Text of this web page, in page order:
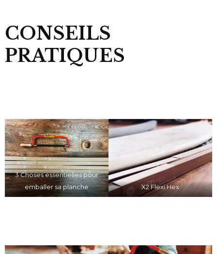
CONSEILS
PRATIQUES
3 Choses essentielles pour
emballer sa planche
X2 Flexi Hex